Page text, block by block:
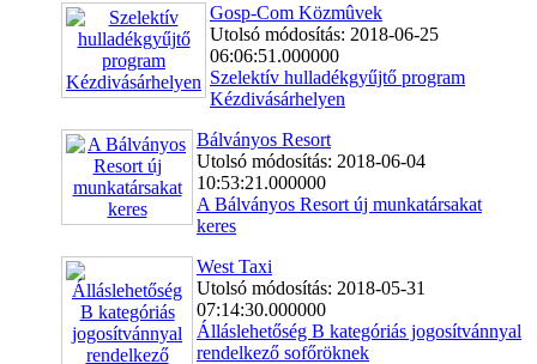
Gosp-Com Közmûvek
Utolsó módosítás: 2018-06-25
06:06:51.000000
Szelektív hulladékgyűjtő program
Kézdivásárhelyen
Bálványos Resort
Utolsó módosítás: 2018-06-04
10:53:21.000000
A Bálványos Resort új munkatársakat
keres
West Taxi
Utolsó módosítás: 2018-05-31
07:14:30.000000
Álláslehetőség B kategóriás jogosítvánnyal
rendelkező sofőröknek